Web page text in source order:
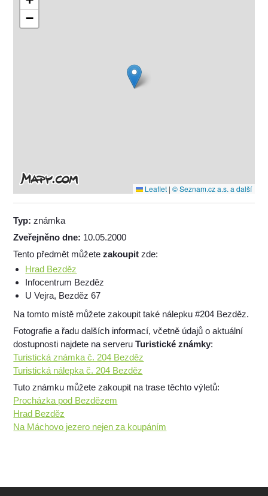
−
Leaflet | © Seznam.cz a.s. a další
Typ:známka
Zveřejněno dne: 10.05.2000
Tento předmět můžetezakoupit zde:
Hrad Bezděz
Infocentrum Bezděz
U Vejra, Bezděz 67
Na tomto místě můžete zakoupit také nálepku #204 Bezděz.
Fotografie a řadu dalších informací, včetně údajů o aktuální
dostupnosti najdete na serveruTuristické známky:
Turistická známka č. 204 Bezděz
Turistická nálepka č. 204 Bezděz
Tuto známku můžete zakoupit na trase těchto výletů:
Procházka pod Bezdězem
Hrad Bezděz
Na Máchovo jezero nejen za koupáním